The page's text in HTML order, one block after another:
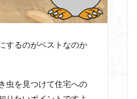
するのがベストなのか
虫を見つけて住宅への